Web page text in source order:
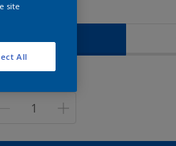
5 L
site
All